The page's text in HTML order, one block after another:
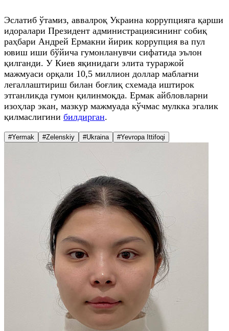
Эслатиб ўтамиз, аввалроқ Украина коррупцияга қарши
идоралари Президент администрациясининг собиқ
раҳбари Андрей Ермакни йирик коррупция ва пул
ювиш иши бўйича гумонланувчи сифатида эълон
қилганди. У Киев яқинидаги элита тураржой
мажмуаси орқали 10,5 миллион доллар маблағни
легаллаштириш билан боғлиқ схемада иштирок
этганликда гумон қилинмоқда. Ермак айбловларни
изоҳлар экан, мазкур мажмуада кўчмас мулкка эгалик
қилмаслигини билдирган.
#Yermak #Zelenskiy #Ukraina #Yevropa Ittifoqi